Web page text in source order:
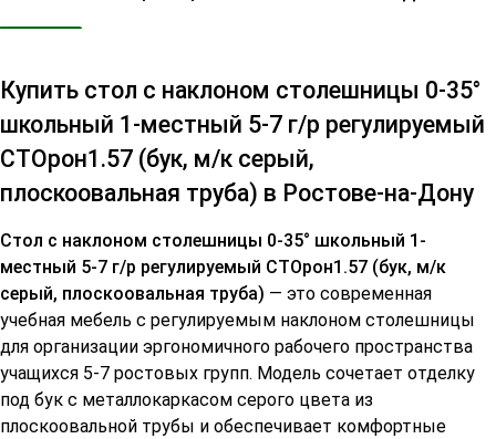
Купить стол с наклоном столешницы 0-35°
школьный 1-местный 5-7 г/р регулируемый
СТОрон1.57 (бук, м/к серый,
плоскоовальная труба) в Ростове-на-Дону
Стол с наклоном столешницы 0-35° школьный 1-
местный 5-7 г/р регулируемый СТОрон1.57 (бук, м/к
серый, плоскоовальная труба) — это современная
учебная мебель с регулируемым наклоном столешницы
для организации эргономичного рабочего пространства
учащихся 5-7 ростовых групп. Модель сочетает отделку
под бук с металлокаркасом серого цвета из
плоскоовальной трубы и обеспечивает комфортные